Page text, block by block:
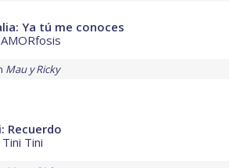
Ya tú me conoces
Mau y Ricky
Recuerdo
Tini